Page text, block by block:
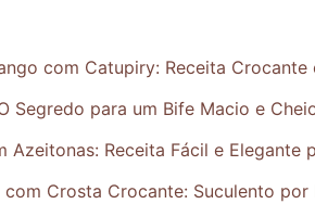
com Catupiry: Receita Crocante
Segredo para um Bife Macio e
Azeitonas: Receita Fácil e Elegante
com Crosta Crocante: Suculento